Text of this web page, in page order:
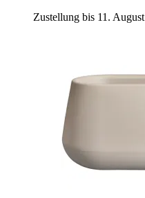
Zustellung bis 11. August